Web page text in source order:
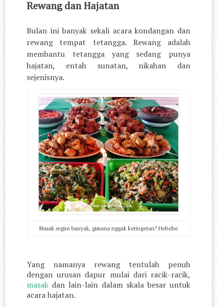
Rewang dan Hajatan
Bulan ini banyak sekali acara kondangan dan
rewang tempat tetangga. Rewang adalah
membantu tetangga yang sedang punya
hajatan, entah sunatan, nikahan dan
sejenisnya.
Masak segini banyak, gimana nggak keringetan? Hehehe
Yang namanya rewang tentulah penuh
dengan urusan dapur mulai dari racik-racik,
masak dan lain-lain dalam skala besar untuk
acara hajatan.